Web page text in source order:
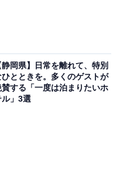
温泉 浜辺の宿あさひや」公式
、目の前に美しい海岸
るひとときをのんびり
港から仕入れる新鮮な
静岡県】日常を離れて、特別
ひとときを。多くのゲストが
賛する「一度は泊まりたいホ
ル」3選